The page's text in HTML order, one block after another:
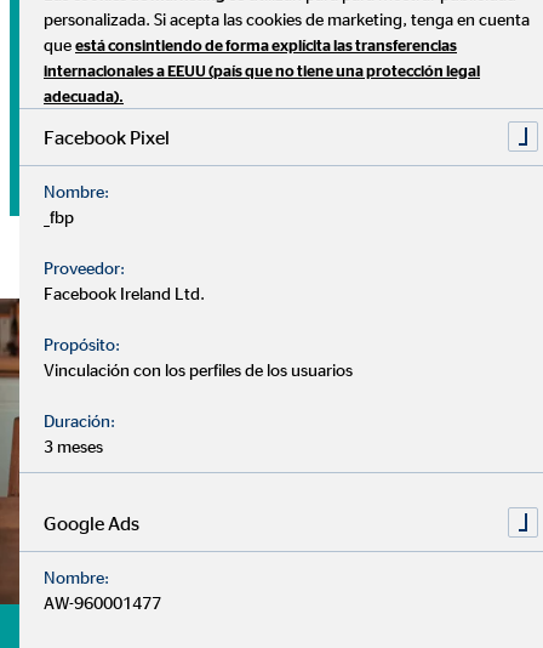
personalizada. Si acepta las cookies de marketing, tenga en cuenta
que está consintiendo de forma explícita las transferencias
internacionales a EEUU (país que no tiene una protección legal
adecuada).
Facebook Pixel
Nombre:
_fbp
Proveedor:
Facebook Ireland Ltd.
Propósito:
Vinculación con los perfiles de los usuarios
Duración:
3 meses
Google Ads
Nombre:
AW-960001477